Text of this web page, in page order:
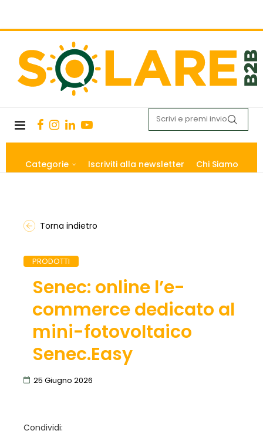
Categorie Iscriviti alla newsletter Chi Siamo
Torna indietro
PRODOTTI
Senec: online l’e-
commerce dedicato al
mini-fotovoltaico
Senec.Easy
25 Giugno 2026
Condividi: